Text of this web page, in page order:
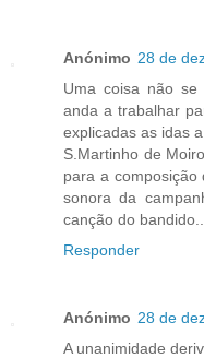
Anónimo 28 de
Uma coisa não se
anda a trabalhar
explicadas as idas
S.Martinho de
para a
sonora da
canção do bandido....
Responder
Anónimo 28 de
A unanimidade